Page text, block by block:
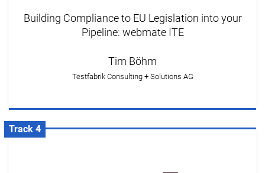
Building Compliance to EU Legislation into your
Pipeline: webmate ITE
Tim Böhm
Testfabrik Consulting + Solutions AG
Track 4